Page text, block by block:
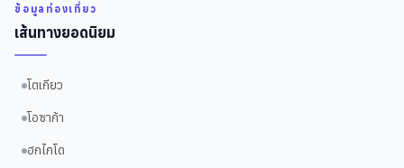
ข้อมูลท่องเที่ยว
เส้นทางยอดนิยม
โตเกียว
โอซาก้า
ฮกไกโด